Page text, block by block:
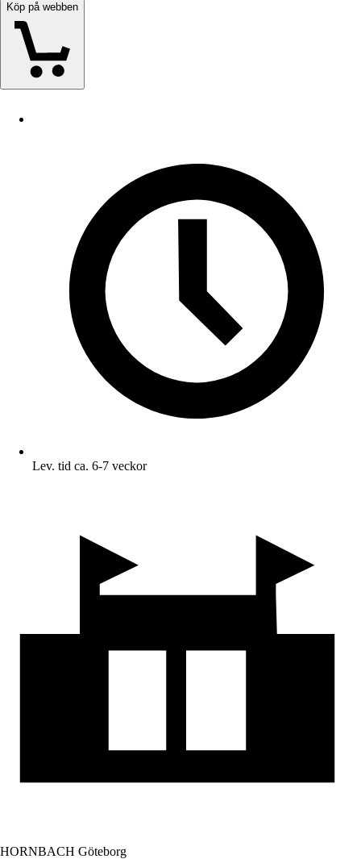
Köp på webben
Lev. tid ca. 6-7 veckor
HORNBACH Göteborg